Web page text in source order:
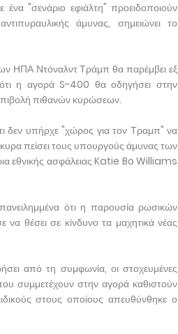
"σενάριο εφιάλτη" προειδοποιούν
άμυνας, σημειώνει το
ΗΠΑ Ντόναλντ Τράμπ θα παρέμβει εξ
ότι η αγορά S-400 θα οδηγήσει στην
πιθανών κυρώσεων.
δεν υπήρχε "χώρος για τον Τραμπ" να
πείσει τους υπουργούς άμυνας των
εθνικής ασφάλειας Katie Bo Williams
ότι η παρουσία ρωσικών
θέσει σε κίνδυνο τα μαχητικά νέας
από τη συμφωνία, οι στοχευμένες
συμμετέχουν στην αγορά καθιστούν
στους οποίους απευθύνθηκε ο